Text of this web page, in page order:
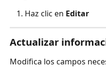
Haz clic en Editar
Actualizar
Modifica los campos